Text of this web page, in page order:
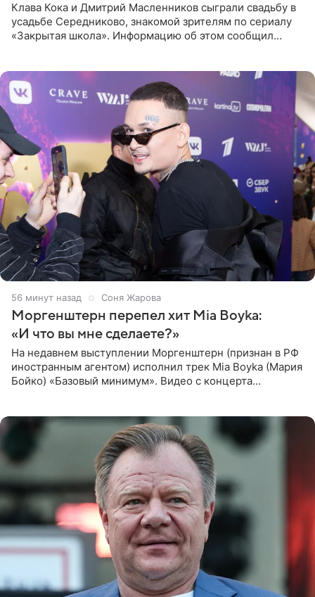
Клава Кока и Дмитрий Масленников сыграли свадьбу в
усадьбе Середниково, знакомой зрителям по сериалу
«Закрытая школа». Информацию об этом сообщил
56 минут назад Соня Жарова
Моргенштерн перепел хит Mia Boyka:
«И что вы мне сделаете?»
На недавнем выступлении Моргенштерн (признан в РФ
иностранным агентом) исполнил трек Mia Boyka (Мария
Бойко) «Базовый минимум». Видео с концерта